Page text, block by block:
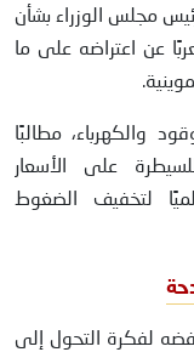
مجلس الوزراء بشأن
عن اعتراضه على ما
والكهرباء، مطالبًا
على الأسعار
لتخفيف الضغوط
لفكرة التحول إلى